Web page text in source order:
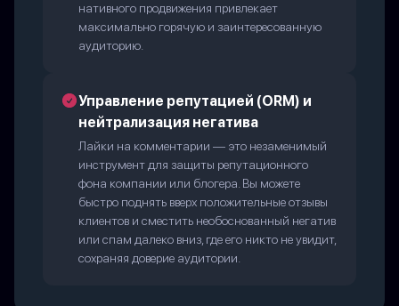
нативного продвижения привлекает
максимально горячую и заинтересованную
аудиторию.
Управление репутацией (ORM) и
нейтрализация негатива
Лайки на комментарии — это незаменимый
инструмент для защиты репутационного
фона компании или блогера. Вы можете
быстро поднять вверх положительные отзывы
клиентов и сместить необоснованный негатив
или спам далеко вниз, где его никто не увидит,
сохраняя доверие аудитории.